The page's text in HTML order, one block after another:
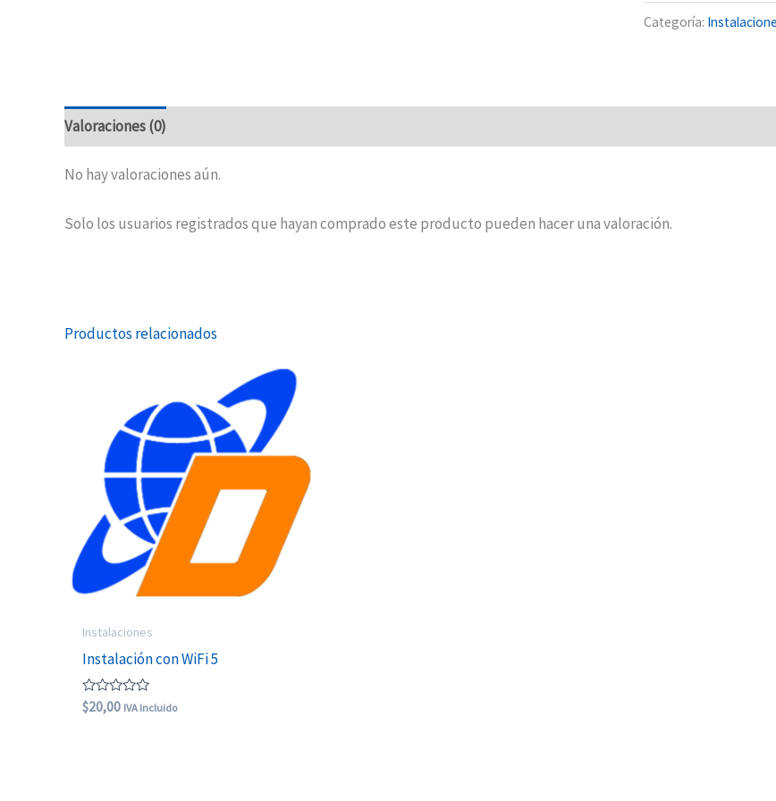
Categoría:
Valoraciones (0)
No hay valoraciones aún.
Solo los usuarios registrados que hayan comprado este producto pueden hacer una valoración.
Productos relacionados
Instalaciones
Instalación con WiFi 5
Valorado
con
$20,00 IVA Incluido